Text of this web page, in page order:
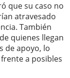
que su caso no
atravesado
También
quienes llegan
de apoyo, lo
a posibles